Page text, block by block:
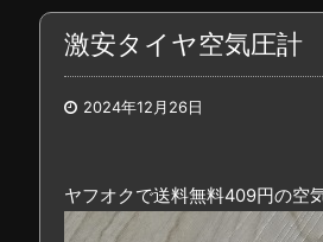
激安タイヤ空気圧計
2024年12月26日
ヤフオクで送料無料409円の空